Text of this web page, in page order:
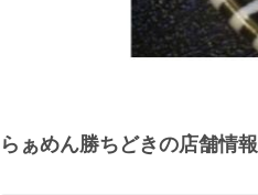
らぁめん勝ちどきの店舗情報